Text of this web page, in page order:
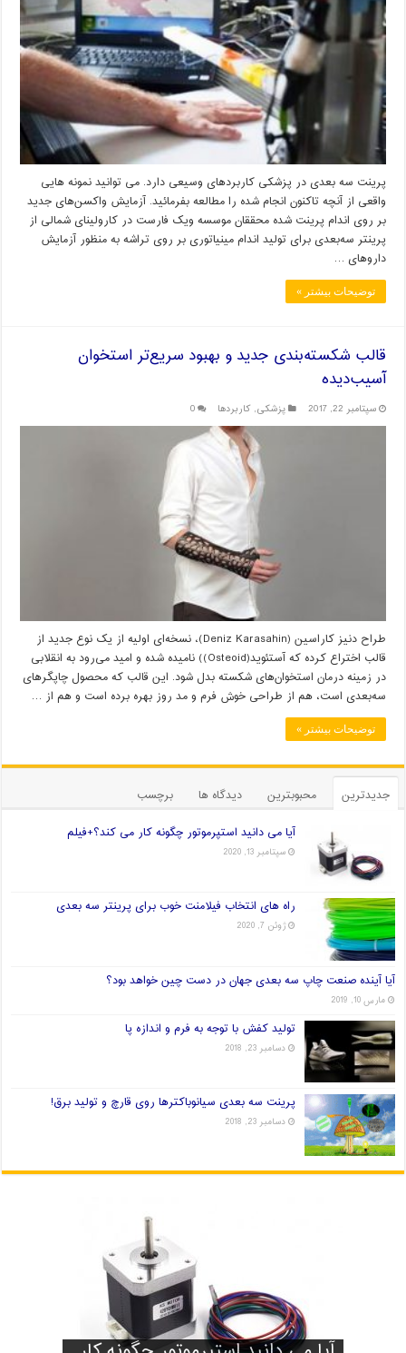
پرینت سه بعدی در پزشکی کاربردهای وسیعی دارد. می توانید نمونه هایی
واقعی از آنچه تاکنون انجام شده را مطالعه بفرمائید. آزمایش واکسن‌های جدید
بر روی اندام پرینت شده محققان موسسه ویک فارست در کارولینای شمالی از
پرینتر سه‌بعدی برای تولید اندام مینیاتوری بر روی تراشه به‌ منظور آزمایش
داروهای …
توضیحات بیشتر »
قالب شکسته‌بندی جدید و بهبود سریع‌تر استخوان
آسیب‌دیده
سپتامبر 22, 2017 پزشکی, کاربردها 0
طراح دنیز کاراسین (Deniz Karasahin)، نسخه‌ای اولیه از یک نوع جدید از
قالب اختراع کرده که آستئوید(Osteoid)) نامیده شده و امید می‌رود به انقلابی
در زمینه درمان استخوان‌های شکسته بدل شود. این قالب که محصول چاپگرهای
سه‌بعدی است، هم از طراحی خوش فرم و مد روز بهره برده است و هم از …
توضیحات بیشتر »
جدیدترین محبوبترین دیدگاه ها برچسب
آیا می دانید استپرموتور چگونه کار می کند؟+فیلم
سپتامبر 13, 2020
راه های انتخاب فیلامنت خوب برای پرینتر سه بعدی
ژوئن 7, 2020
آیا آینده صنعت چاپ سه بعدی جهان در دست چین خواهد بود؟
مارس 10, 2019
تولید کفش با توجه به فرم و اندازه پا
دسامبر 23, 2018
پرینت سه بعدی سیانوباکترها روی قارچ و تولید برق!
دسامبر 23, 2018